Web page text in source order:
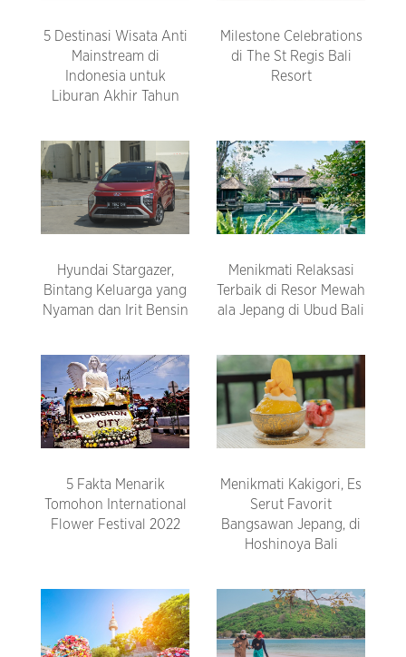
5 Destinasi Wisata Anti
Mainstream di
Indonesia untuk
Liburan Akhir Tahun
Milestone Celebrations
di The St Regis Bali
Resort
Hyundai Stargazer,
Bintang Keluarga yang
Nyaman dan Irit Bensin
Menikmati Relaksasi
Terbaik di Resor Mewah
ala Jepang di Ubud Bali
5 Fakta Menarik
Tomohon International
Flower Festival 2022
Menikmati Kakigori, Es
Serut Favorit
Bangsawan Jepang, di
Hoshinoya Bali